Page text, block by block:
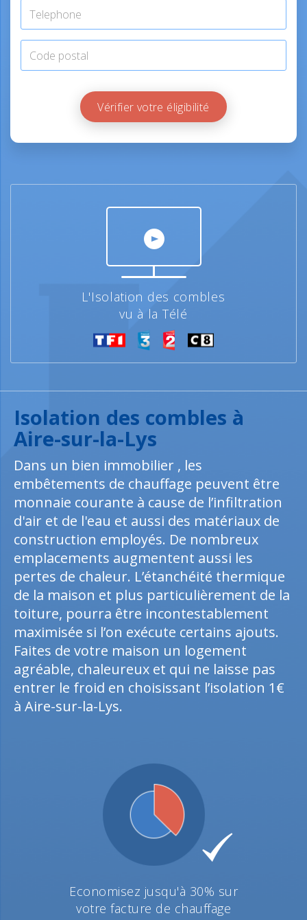
Vérifier votre éligibilité
L'Isolation des combles
vu à la Télé
Isolation des combles à
Aire-sur-la-Lys
Dans un bien immobilier , les
embêtements de chauffage peuvent être
monnaie courante à cause de l’infiltration
d'air et de l'eau et aussi des matériaux de
construction employés. De nombreux
emplacements augmentent aussi les
pertes de chaleur. L’étanchéité thermique
de la maison et plus particulièrement de la
toiture, pourra être incontestablement
maximisée si l’on exécute certains ajouts.
Faites de votre maison un logement
agréable, chaleureux et qui ne laisse pas
entrer le froid en choisissant l’isolation 1€
à Aire-sur-la-Lys.
Economisez jusqu'à 30% sur
votre facture de chauffage